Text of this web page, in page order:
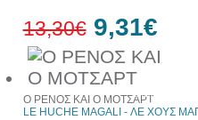
έκπτωση
web
13,30€ 9,31€
Ο ΡΕΝΟΣ ΚΑΙ Ο ΜΟΤΣΑΡΤ
LE HUCHE MAGALI - ΛΕ ΧΟΥΣ